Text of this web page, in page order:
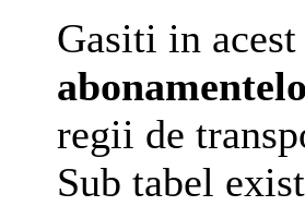
Gasiti in
regii de
Sub tabel